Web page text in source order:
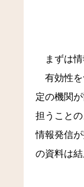
まずは情
有効性を
定の機関
担うこと
情報発信
の資料は結